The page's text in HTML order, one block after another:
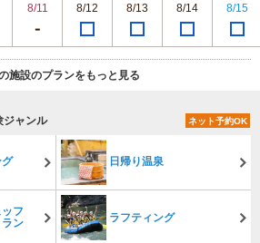
8/11 8/12 8/13 8/14 8/15
施設のプランをもっと見る
ジャンル ネット予約OK
グ 日帰り温泉
フ
ラン
ラフティング